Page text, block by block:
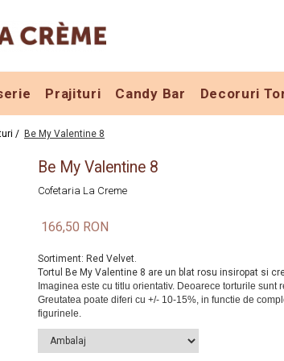
Prajituri Candy Bar Decoruri
/ Be My Valentine 8
Be My Valentine 8
Cofetaria La Creme
166,50 RON
Sortiment: Red Velvet.
Tortul Be My Valentine 8 are un blat rosu insiropat si